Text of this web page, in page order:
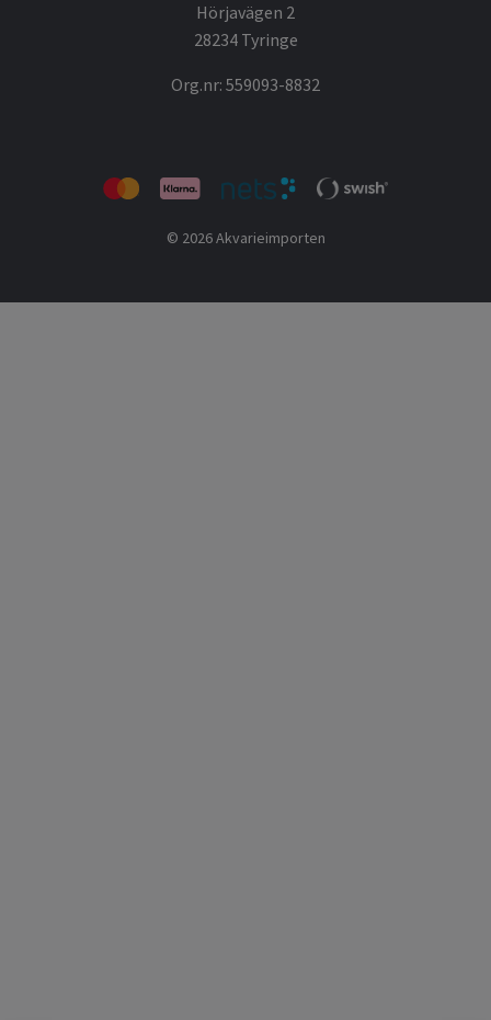
Hörjavägen 2
28234 Tyringe
Org.nr: 559093-8832
© 2026 Akvarieimporten